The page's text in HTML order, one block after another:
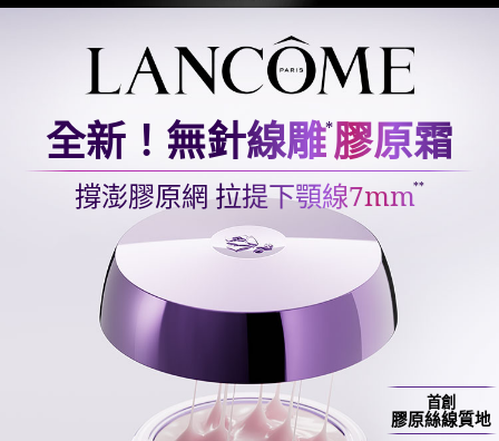
全新！無針線雕*膠原霜
撐澎膠原網 拉提下顎線7mm**
首創
膠原絲線質地